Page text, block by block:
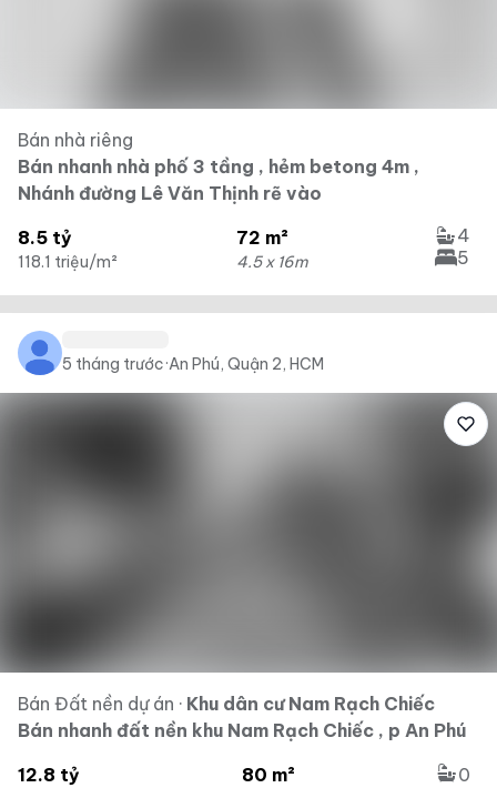
Bán nhà riêng
Bán nhanh nhà phố 3 tầng , hẻm betong 4m ,
Nhánh đường Lê Văn Thịnh rẽ vào
8.5 tỷ
118.1 triệu/m²
72 m²
4.5 x 16m
4
5
5 tháng trước·An Phú, Quận 2, HCM
Bán Đất nền dự án · Khu dân cư Nam Rạch Chiếc
Bán nhanh đất nền khu Nam Rạch Chiếc , p An Phú
12.8 tỷ
80 m²
0